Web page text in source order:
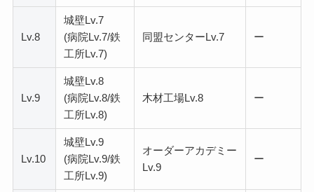
Lv.8
城壁Lv.7
(病院Lv.7/鉄
工所Lv.7)
同盟センターLv.7 ー
Lv.9
城壁Lv.8
(病院Lv.8/鉄
工所Lv.8)
木材工場Lv.8 ー
Lv.10
城壁Lv.9
(病院Lv.9/鉄
工所Lv.9)
オーダーアカデミー
Lv.9
ー